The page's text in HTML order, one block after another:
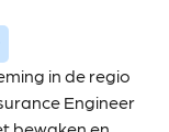
in de regio
Engineer